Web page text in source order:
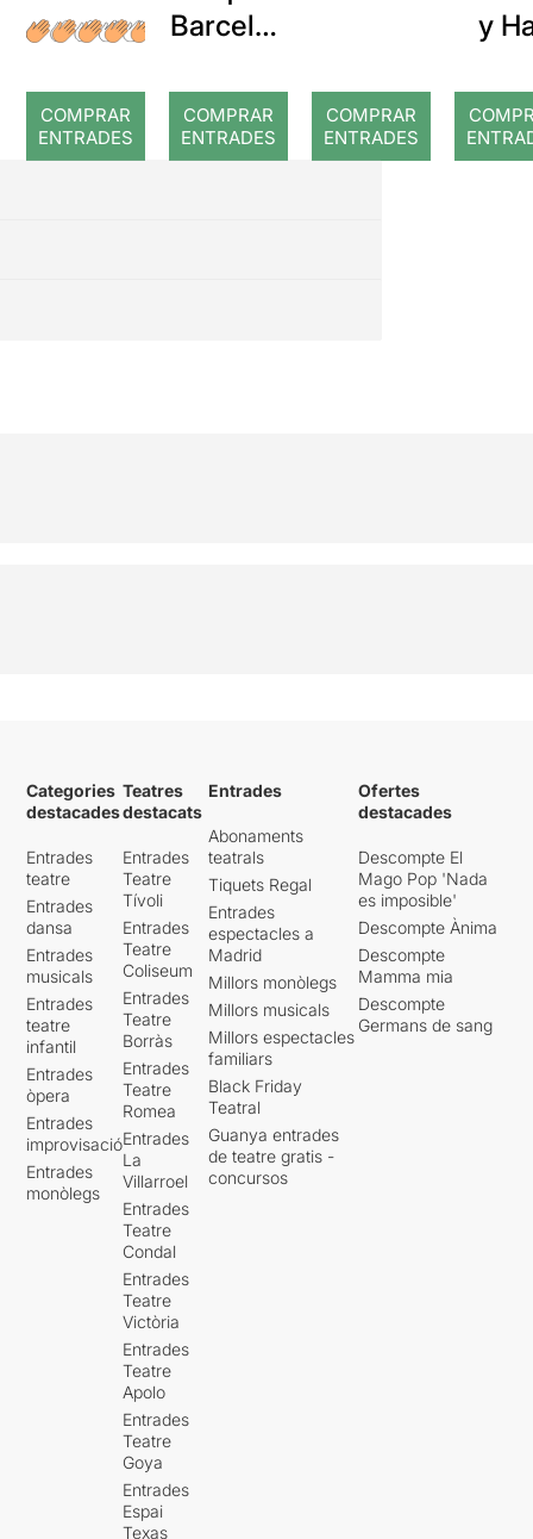
COMPRAR
ENTRADES
Barcelon
COMPRAR
ENTRADES
COMPRAR
ENTRADES
y
Categories
destacades
Entrades
teatre
Entrades
dansa
Entrades
musicals
Entrades
teatre
infantil
Entrades
òpera
Entrades
improvisació
Entrades
monòlegs
Teatres
destacats
Entrades
Teatre
Tívoli
Entrades
Teatre
Coliseum
Entrades
Teatre
Borràs
Entrades
Teatre
Romea
Entrades
La
Villarroel
Entrades
Teatre
Condal
Entrades
Teatre
Victòria
Entrades
Teatre
Apolo
Entrades
Teatre
Goya
Entrades
Espai
Texas
Entrades
Abonaments
teatrals
Tiquets Regal
Entrades
espectacles a
Madrid
Millors monòlegs
Millors musicals
Millors espectacles
familiars
Black Friday
Teatral
Guanya entrades
de teatre gratis -
concursos
Ofertes
destacades
Descompte El
Mago Pop 'Nada
es imposible'
Descompte Ànima
Descompte
Mamma mia
Descompte
Germans de sang